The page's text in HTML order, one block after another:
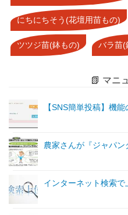
にちにちそう(花壇用苗もの)
ツツジ苗(鉢もの) バラ苗(
📗 マニ
【SNS簡単投稿】機
農家さんが『ジャパ
インターネット検索で